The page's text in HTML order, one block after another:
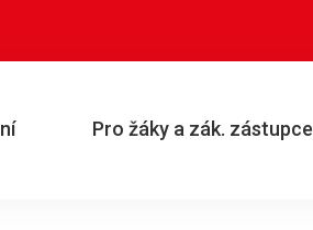
Pro žáky a zák. zástupce